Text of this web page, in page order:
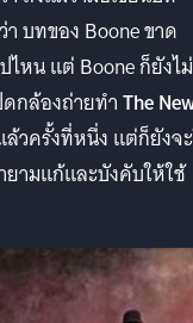
บทของ Boone ขาด
หน แต่ Boone ก็ยังไม่
กล้องถ่ายทำThe
วครั้งที่หนึ่ง แต่ก็ยังจ
ามแก้และบังคับให้ใช้